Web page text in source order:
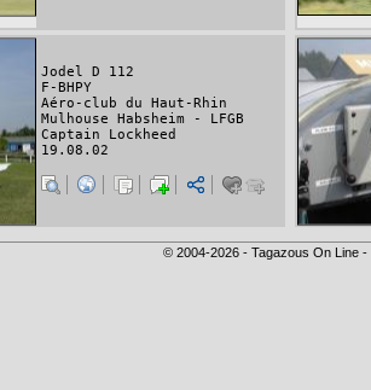
Jodel D 112
F-BHPY
Aéro-club du Haut-Rhin
Mulhouse Habsheim - LFGB
Captain Lockheed
19.08.02
© 2004-2026 - Tagazous On Line -